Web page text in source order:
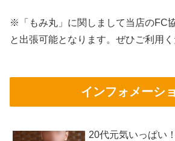
※「もみ丸」に関しまして当店のFC
と出張可能となります。ぜひご利用く
インフォメーシ
20代元気いっぱい